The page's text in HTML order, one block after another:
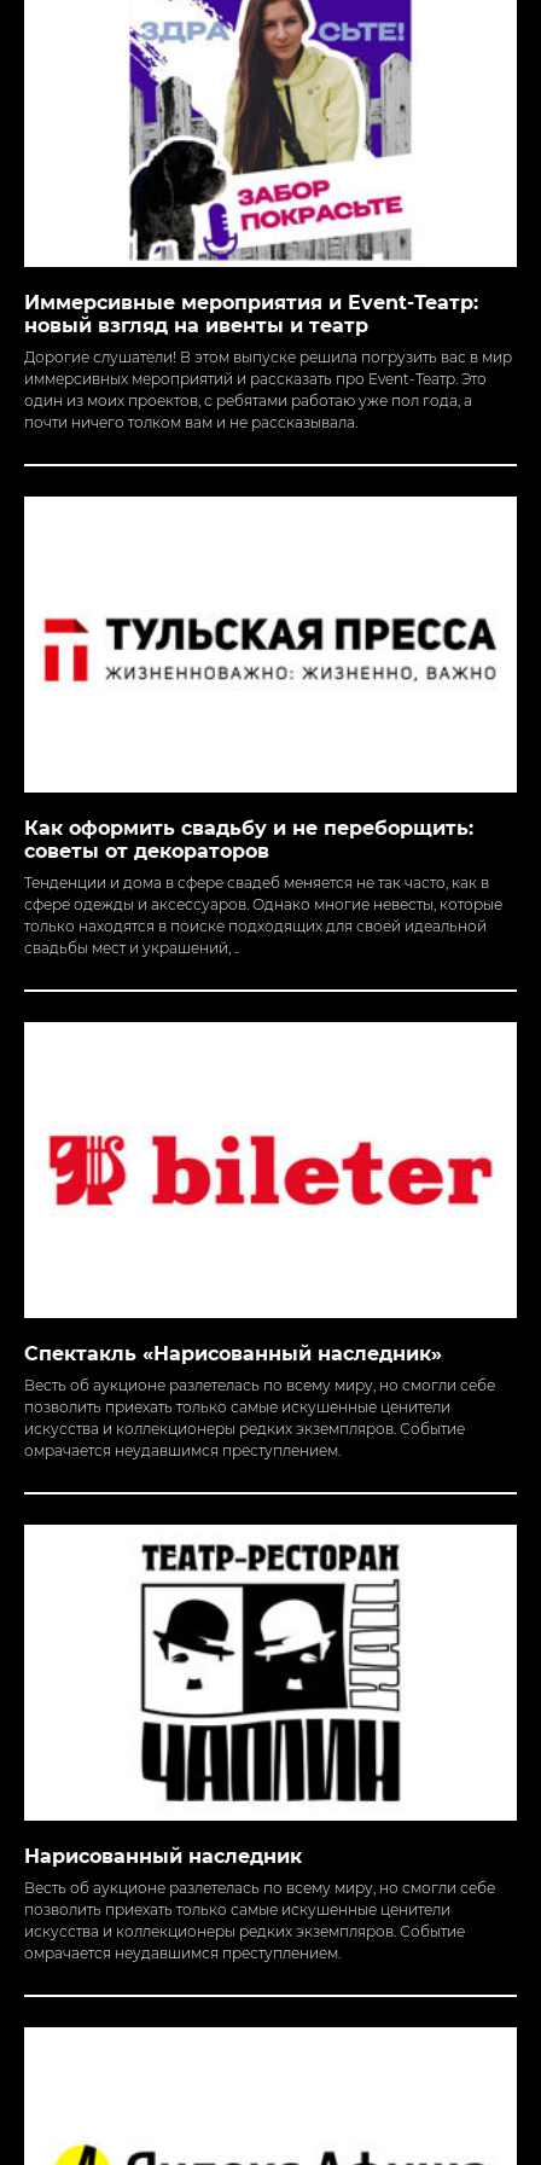
Иммерсивные мероприятия и Event-Театр:
новый взгляд на ивенты и театр
Дорогие слушатели! В этом выпуске решила погрузить вас в мир
иммерсивных мероприятий и рассказать про Event-Театр. Это
один из моих проектов, с ребятами работаю уже пол года, а
почти ничего толком вам и не рассказывала.
Как оформить свадьбу и не переборщить:
советы от декораторов
Тенденции и дома в сфере свадеб меняется не так часто, как в
сфере одежды и аксессуаров. Однако многие невесты, которые
только находятся в поиске подходящих для своей идеальной
свадьбы мест и украшений, ..
Спектакль «Нарисованный наследник»
Весть об аукционе разлетелась по всему миру, но смогли себе
позволить приехать только самые искушенные ценители
искусства и коллекционеры редких экземпляров. Событие
омрачается неудавшимся преступлением.
Нарисованный наследник
Весть об аукционе разлетелась по всему миру, но смогли себе
позволить приехать только самые искушенные ценители
искусства и коллекционеры редких экземпляров. Событие
омрачается неудавшимся преступлением.